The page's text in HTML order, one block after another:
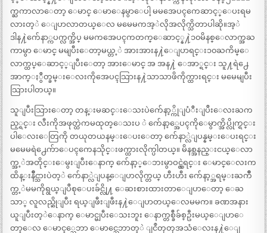
က္ႀကာလာေတာ့ ေမာင္ ေမာေနမွာေပါ့ မမအေပၚကေဆာင့္ေပးရမ
လားတ့ဲ ေျပာလာတယ္ေလ မမေမကအ့ဲလိုအလိုက္သိတာပါဆို။အ့ဲ
ဒါန႔ဲက်ေနာ္ကပက္လက္အိပ္ မမကအေပၚကတက္ေဆာင့္န႔ဲ၁၀မိနစ္ေလာက္အႀ
ကာမွာ ေမာင္ မမျပီးေတာ့မယ္တ့ဲ အားအားန႔ဲေျပာရင္း၁၀ႀကိမ္ေ
လာက္ထပ္ေဆာင့္ျပီးေတာ့ အားေမာင္ အ အန႔ဲ ေအာ္ရင္း သူ႔ရဲ႕ေ
အာက္ႏွဳတ္ခမ္းေလးကိုအေပၚသြားန႔ဲသာသာဖိကိုက္ထားရင္း မမေမျပီး
သြားပါတယ္။
သူျပီးသြားေတာ့ တန္းမဆင္းေသးပဲက်ေနာ့္ကိုျပံဳးျပဳးေလးႀက
ည့္ရင္း လီးကိုအဖုတ္ထဲကမထုတ္ေသးပ ဲ က်ေနာ့္အေပၚကိုေမွာက္အိပ္လိုက္ရင္း
ပါေလးေတြကို တယုတယနမ္းေပးေတာ့ က်ေနာ္လဲျပန္နမ္းေပးရင္း
မမေမရဲ႕ေက်ာေပၚကေနသိုင္းဖက္ထားလိုက္ပါတယ္။ မိနစ္အနည္းငယ္ေလာ
က္အ့ဲအတိုင္းေမွးျပီးေနာက္ က်ေနာ့္ေဘးမွာဝင္လွဲရင္း ေမာင္ေလးက
ထိန္းနိဳင္သားပဲတ့ဲ က်ေနာ္လဲျပန္ေျပာလိုက္တယ္ ဟီးဟီး က်ေနာ့္အရမ္းႀကိဳ
က္တ့ဲမမကိုရွယ္ျပဳစုေပးခ်င္လို႔ ေဆးစားထားတာေျပာေတာ့ ေႀ
သာ္ လူလည္ဆိုျပီး ရယ္ျဖီးျဖီးန႔ဲေျပာတယ္ေလမမက။ ခဏအနား
ယူျပီးတ့ဲေနာက္ ေမာင္မျပီးေသးဘူး ေနာက္တစ္ခ်ီခ်စ္ဦးမယ္ေျပာေ
တာ့ေလ ေမာင့္သေဘာ ေမာင္သေဘာတ့ဲ ျငဳတုတုအသံေလးန႔ဲေျ